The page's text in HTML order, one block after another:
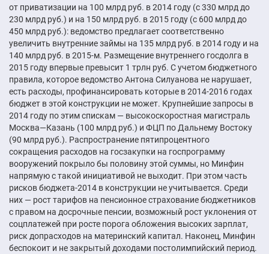
от приватизации на 100 млрд руб. в 2014 году (с 330 млрд до
230 млрд руб.) и на 150 млрд руб. в 2015 году (с 600 млрд до
450 млрд руб.): ведомство предлагает соответственно
увеличить внутренние займы на 135 млрд руб. в 2014 году и на
140 млрд руб. в 2015-м. Размещение внутреннего госдолга в
2015 году впервые превысит 1 трлн руб. С учетом бюджетного
правила, которое ведомство Антона Силуанова не нарушает,
есть расходы, профинансировать которые в 2014-2016 годах
бюджет в этой конструкции не может. Крупнейшие запросы в
2014 году по этим спискам — высокоскоростная магистраль
Москва—Казань (100 млрд руб.) и ФЦП по Дальнему Востоку
(90 млрд руб.). Распространение пятипроцентного
сокращения расходов на госзакупки на госпрограмму
вооружений покрыло бы половину этой суммы, но Минфин
напрямую с такой инициативой не выходит. При этом часть
рисков бюджета-2014 в конструкции не учитывается. Среди
них — рост тарифов на пенсионное страхование бюджетников
с правом на досрочные пенсии, возможный рост уклонения от
соцплатежей при росте порога обложения высоких зарплат,
риск допрасходов на материнский капитал. Наконец, Минфин
беспокоит и не закрытый доходами постолимпийский период.